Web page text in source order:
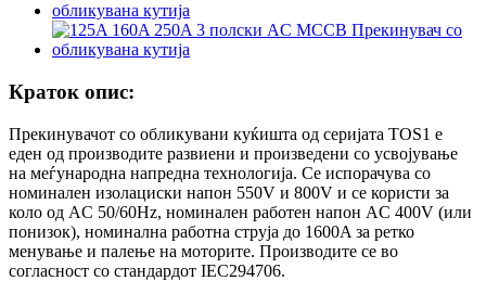
Краток опис:
Прекинувачот со обликувани куќишта од серијата TOS1 е
еден од производите развиени и произведени со усвојување
на меѓународна напредна технологија. Се испорачува со
номинален изолациски напон 550V и 800V и се користи за
коло од AC 50/60Hz, номинален работен напон AC 400V (или
понизок), номинална работна струја до 1600A за ретко
менување и палење на моторите. Производите се во
согласност со стандардот IEC294706.